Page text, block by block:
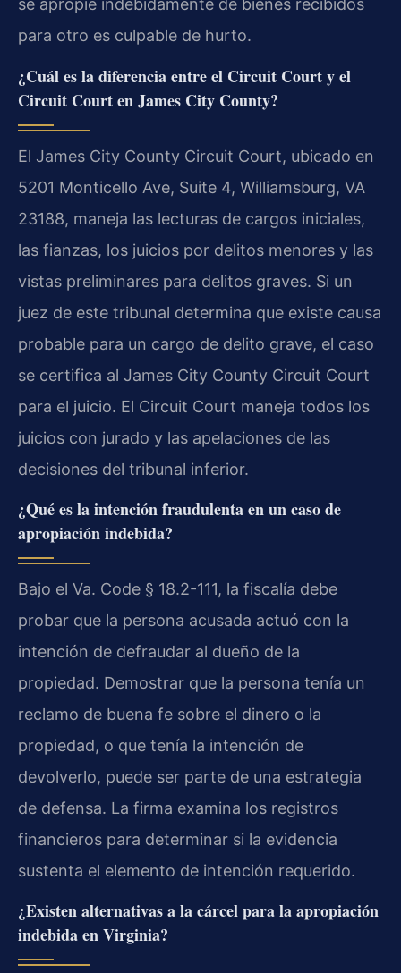
se apropie indebidamente de bienes recibidos
para otro es culpable de hurto.
¿Cuál es la diferencia entre el Circuit Court y el
Circuit Court en James City County?
El James City County Circuit Court, ubicado en
5201 Monticello Ave, Suite 4, Williamsburg, VA
23188, maneja las lecturas de cargos iniciales,
las fianzas, los juicios por delitos menores y las
vistas preliminares para delitos graves. Si un
juez de este tribunal determina que existe causa
probable para un cargo de delito grave, el caso
se certifica al James City County Circuit Court
para el juicio. El Circuit Court maneja todos los
juicios con jurado y las apelaciones de las
decisiones del tribunal inferior.
¿Qué es la intención fraudulenta en un caso de
apropiación indebida?
Bajo el Va. Code § 18.2-111, la fiscalía debe
probar que la persona acusada actuó con la
intención de defraudar al dueño de la
propiedad. Demostrar que la persona tenía un
reclamo de buena fe sobre el dinero o la
propiedad, o que tenía la intención de
devolverlo, puede ser parte de una estrategia
de defensa. La firma examina los registros
financieros para determinar si la evidencia
sustenta el elemento de intención requerido.
¿Existen alternativas a la cárcel para la apropiación
indebida en Virginia?